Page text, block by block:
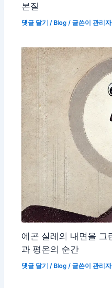
본질
댓글 달기 / Blog / 글쓴이관리자
에곤 실레의 내면을 그
과 평온의 순간
댓글 달기 / Blog / 글쓴이관리자